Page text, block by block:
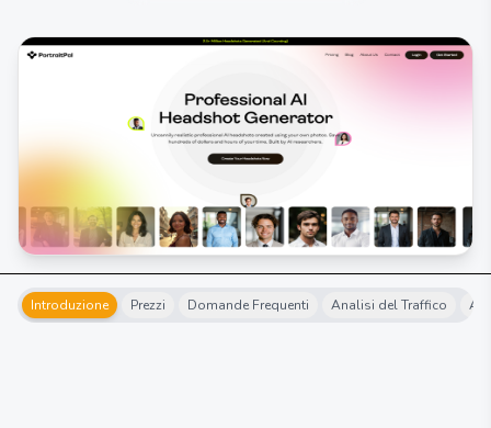
Introduzione Prezzi Domande Frequenti Analisi del Traffico